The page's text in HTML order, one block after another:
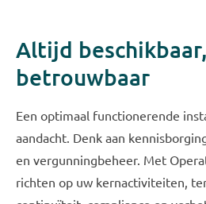
Altijd
betrouwbaar
Een optimaal functionerende
aandacht. Denk aan
en vergunningbeheer. Met
richten op uw kernactiviteiten,